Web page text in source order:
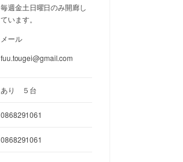
毎週金土日曜日のみ開廊し
ています。
メール
fuu.tougei@gmail.com
あり ５台
0868291061
0868291061